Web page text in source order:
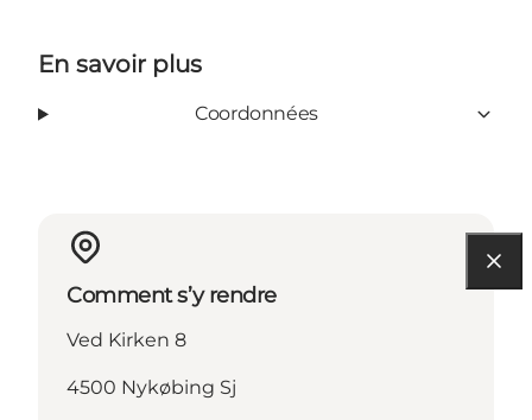
En savoir plus
Coordonnées
Comment s’y rendre
Ved Kirken 8
4500 Nykøbing Sj